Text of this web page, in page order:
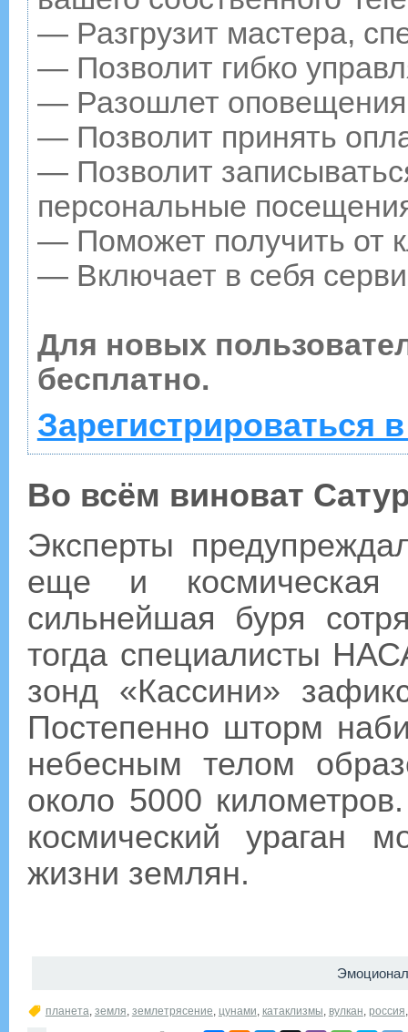
— Разгрузит мастера,
— Позволит гибко
— Разошлет оповещения
— Позволит принять
— Позволит
персональные
— Поможет получить от
— Включает в себя
Для новых
бесплатно.
Зарегистрироваться
Во всём виноват
Эксперты
еще и
сильнейшая буря
тогда специалисты
зонд «Кассини»
Постепенно шторм
небесным телом
около 5000
космический ураган
жизни землян.
планета, земля, землетрясение, цунами, катаклизмы, вулкан, россия